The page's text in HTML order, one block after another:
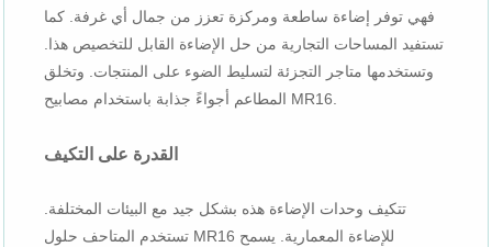
فهي توفر إضاءة ساطعة ومركزة تعزز من جمال أي غرفة. كما
تستفيد المساحات التجارية من حل الإضاءة القابل للتخصيص هذا.
وتستخدمها متاجر التجزئة لتسليط الضوء على المنتجات. وتخلق
المطاعم أجواءً جذابة باستخدام مصابيح MR16.
القدرة على التكيف
تتكيف وحدات الإضاءة هذه بشكل جيد مع البيئات المختلفة.
تستخدم المتاحف حلول MR16 للإضاءة المعمارية. يسمح